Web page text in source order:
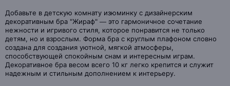
Добавьте в детскую комнату изюминку с дизайнерским
декоративным бра "Жираф" — это гармоничное сочетание
нежности и игривого стиля, которое понравится не только
детям, но и взрослым. Форма бра с круглым плафоном словно
создана для создания уютной, мягкой атмосферы,
способствующей спокойным снам и интересным играм.
Декоративное бра весом всего 10 кг легко крепится и служит
надежным и стильным дополнением к интерьеру.